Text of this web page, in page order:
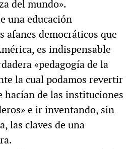
del mundo».
una educación
afanes democráticos que
es indispensable
«pedagogía de la
la cual podamos revertir
hacían de las instituciones
e ir inventando, sin
las claves de una